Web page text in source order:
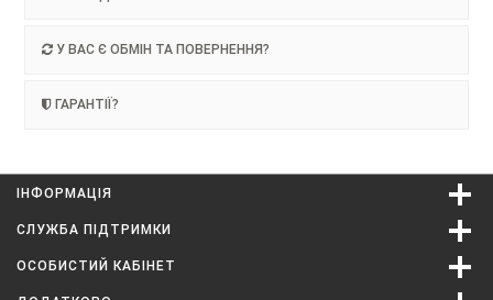
У ВАС Є ОБМІН ТА ПОВЕРНЕННЯ?
ГАРАНТІЇ?
ІНФОРМАЦІЯ
СЛУЖБА ПІДТРИМКИ
ОСОБИСТИЙ КАБІНЕТ